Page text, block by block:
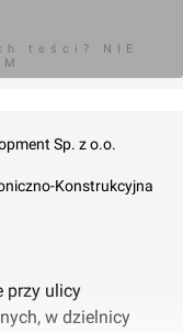
teści? NIE
Sp. z o.o.
Konstrukcyjna
przy ulicy
w dzielnicy